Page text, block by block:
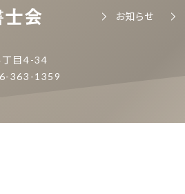
熊本県司法書士会
丁目4-34
363-1359
お知らせ